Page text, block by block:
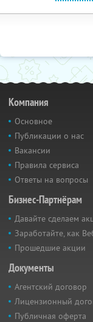
Компания
Основное
Публикации о нас
Вакансии
Правила сервиса
Ответы на вопросы
Бизнес-Партнёрам
Давайте сделаем
Заработайте, как
Прошедшие акции
Документы
Агентский договор
Лицензионный
Публичная оферта